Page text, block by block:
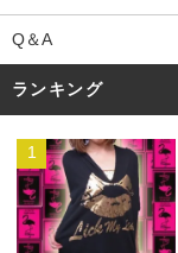
Q＆A
ランキング
1